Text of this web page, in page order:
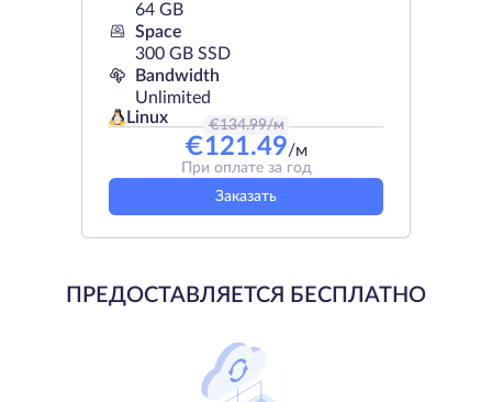
64 GB
Space
300 GB SSD
Bandwidth
Unlimited
Linux
€134.99/м
€121.49/м
При оплате за год
Заказать
ПРЕДОСТАВЛЯЕТСЯ БЕСПЛАТНО